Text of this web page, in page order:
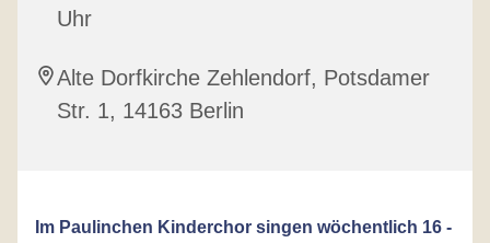
Uhr
Alte Dorfkirche Zehlendorf, Potsdamer
Str. 1, 14163 Berlin
Im Paulinchen Kinderchor singen wöchentlich 16 -